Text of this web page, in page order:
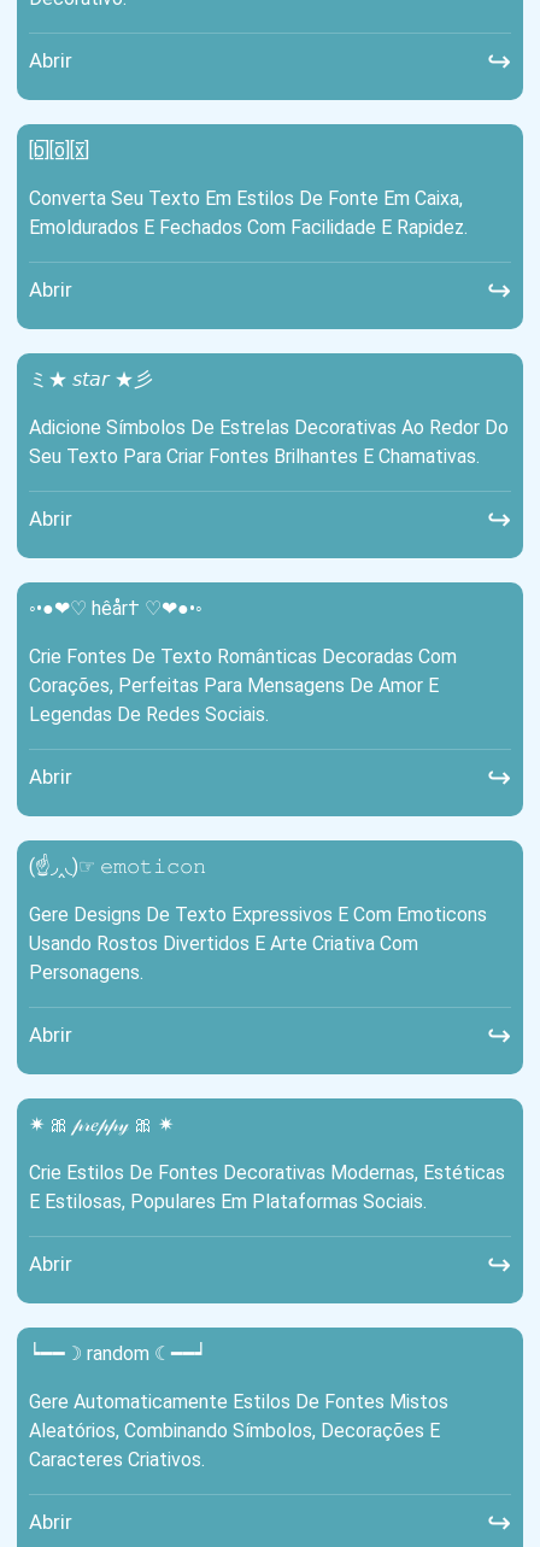
Abrir ↪
[b̲̅][o̲̅][x̲̅]
Converta Seu Texto Em Estilos De Fonte Em Caixa,
Emoldurados E Fechados Com Facilidade E Rapidez.
Abrir ↪
ミ★ 𝘴𝘵𝘢𝘳 ★彡
Adicione Símbolos De Estrelas Decorativas Ao Redor Do
Seu Texto Para Criar Fontes Brilhantes E Chamativas.
Abrir ↪
◦•●❤♡ hêår† ♡❤●•◦
Crie Fontes De Texto Românticas Decoradas Com
Corações, Perfeitas Para Mensagens De Amor E
Legendas De Redes Sociais.
Abrir ↪
(☝◞‸◟)☞ 𝚎𝚖𝚘𝚝𝚒𝚌𝚘𝚗
Gere Designs De Texto Expressivos E Com Emoticons
Usando Rostos Divertidos E Arte Criativa Com
Personagens.
Abrir ↪
✷ 🎀 𝓅𝓇𝑒𝓅𝓅𝓎 🎀 ✷
Crie Estilos De Fontes Decorativas Modernas, Estéticas
E Estilosas, Populares Em Plataformas Sociais.
Abrir ↪
┕━━☽ random ☾━━┙
Gere Automaticamente Estilos De Fontes Mistos
Aleatórios, Combinando Símbolos, Decorações E
Caracteres Criativos.
Abrir ↪